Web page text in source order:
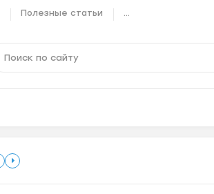
Полезные статьи ...